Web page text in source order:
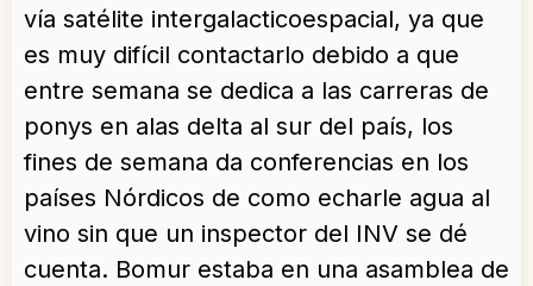
vía satélite intergalacticoespacial, ya que
es muy difícil contactarlo debido a que
entre semana se dedica a las carreras de
ponys en alas delta al sur del país, los
fines de semana da conferencias en los
países Nórdicos de como echarle agua al
vino sin que un inspector del INV se dé
cuenta. Bomur estaba en una asamblea de